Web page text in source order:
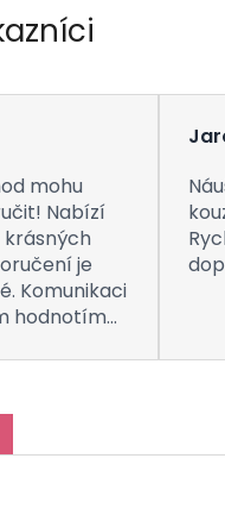
mohu
Nabízí
je
Komunikaci
hodnotím
se k vám